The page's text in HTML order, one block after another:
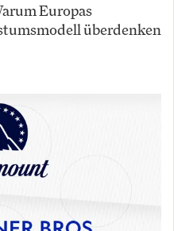
Europas
überdenken